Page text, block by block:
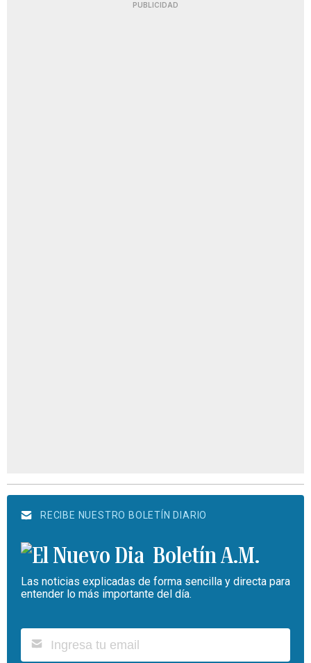
PUBLICIDAD
RECIBE NUESTRO BOLETÍN DIARIO
Boletín A.M.
Las noticias explicadas de forma sencilla y directa para
entender lo más importante del día.